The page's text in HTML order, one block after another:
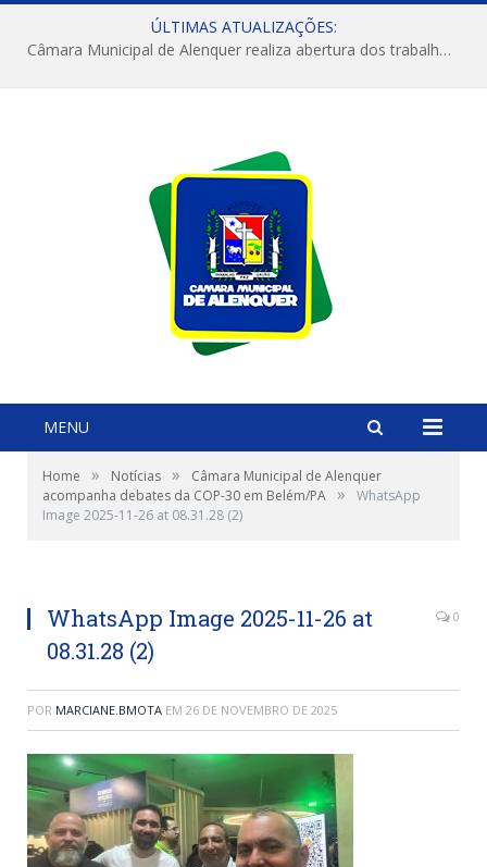
ÚLTIMAS ATUALIZAÇÕES:
Câmara Municipal de Alenquer realiza abertura dos trabalhos do 4º Período Legislativo
MENU
Home » Notícias »
Câmara Municipal de Alenquer
acompanha debates da COP-30 em Belém/PA »
WhatsApp
Image 2025-11-26 at 08.31.28 (2)
WhatsApp Image 2025-11-26 at
08.31.28 (2)
0
POR MARCIANE.BMOTA EM 26 DE NOVEMBRO DE 2025